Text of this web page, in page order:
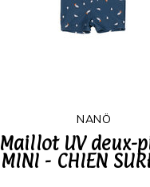
NANÖ
Maillot UV deux-
MINI - CHIEN